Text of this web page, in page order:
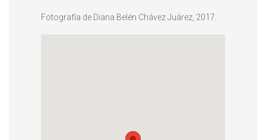
Fotografía de Diana Belén Chávez Juárez, 2017.